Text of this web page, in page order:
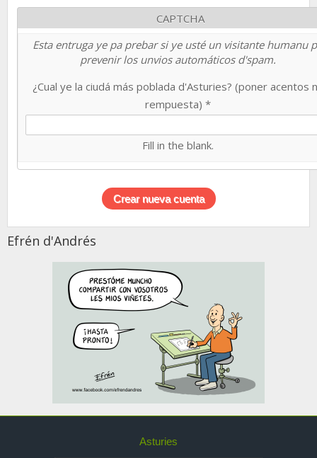
CAPTCHA
Esta entruga ye pa prebar si ye usté un visitante humanu
prevenir los unvios automáticos d'spam.
¿Cual ye la ciudá más poblada d'Asturies? (poner acentos
rempuesta) *
Fill in the blank.
Efrén d'Andrés
Asturies